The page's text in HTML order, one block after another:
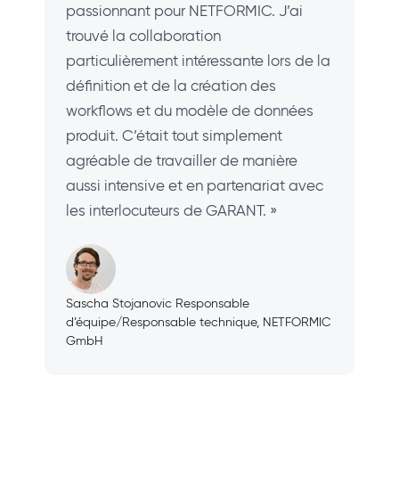
passionnant pour NETFORMIC. J’ai
trouvé la collaboration
particulièrement intéressante lors de la
définition et de la création des
workflows et du modèle de données
produit. C’était tout simplement
agréable de travailler de manière
aussi intensive et en partenariat avec
les interlocuteurs de GARANT. »
Sascha Stojanovic Responsable
d’équipe/Responsable technique, NETFORMIC
GmbH